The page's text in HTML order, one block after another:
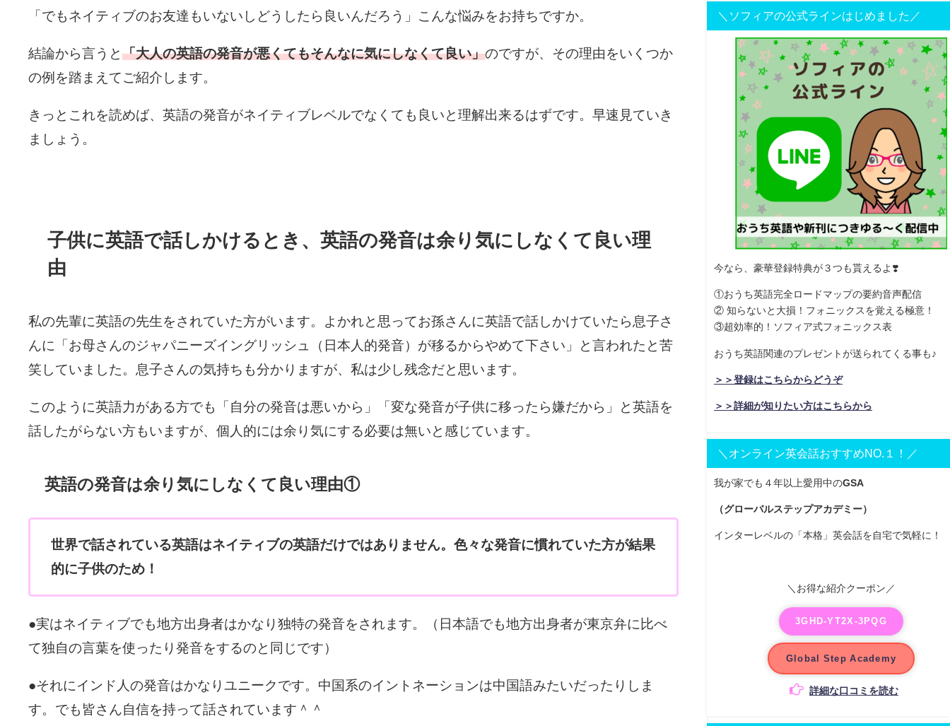
「でもネイティブのお友達もいないしどうしたら良いんだろう」こんな悩みをお持ちですか。
結論から言うと 「大人の英語の発音が悪くてもそんなに気にしなくて良い」のですが、その理由をいくつか
の例を踏まえてご紹介します。
きっとこれを読めば、英語の発音がネイティブレベルでなくても良いと理解出来るはずです。早速見ていき
ましょう。
子供に英語で話しかけるとき、英語の発音は余り気にしなくて良い理
由
私の先輩に英語の先生をされていた方がいます。よかれと思ってお孫さんに英語で話しかけていたら息子さ
んに「お母さんのジャパニーズイングリッシュ（日本人的発音）が移るからやめて下さい」と言われたと苦
笑していました。息子さんの気持ちも分かりますが、私は少し残念だと思います。
このように英語力がある方でも「自分の発音は悪いから」「変な発音が子供に移ったら嫌だから」と英語を
話したがらない方もいますが、個人的には余り気にする必要は無いと感じています。
英語の発音は余り気にしなくて良い理由①
世界で話されている英語はネイティブの英語だけではありません。色々な発音に慣れていた方が結果
的に子供のため！
●実はネイティブでも地方出身者はかなり独特の発音をされます。（日本語でも地方出身者が東京弁に比べ
て独自の言葉を使ったり発音をするのと同じです）
●それにインド人の発音はかなりユニークです。中国系のイントネーションは中国語みたいだったりしま
す。でも皆さん自信を持って話されています＾＾
＼ソフィアの公式ラインはじめました／
今なら、豪華登録特典が３つも貰えるよ ❣️
①おうち英語完全ロードマップの要約音声配信
② 知らないと大損！フォニックスを覚える極意！
③超効率的！ソフィア式フォニックス表
おうち英語関連のプレゼントが送られてくる事も♪
＞＞登録はこちらからどうぞ
＞＞詳細が知りたい方はこちらから
＼オンライン英会話おすすめNO.１！／
我が家でも４年以上愛用中のGSA
（グローバルステップアカデミー）
インターレベルの「本格」英会話を自宅で気軽に！
＼お得な紹介クーポン／
3GHD-YT2X-3PQG
Global Step Academy
詳細な口コミを読む